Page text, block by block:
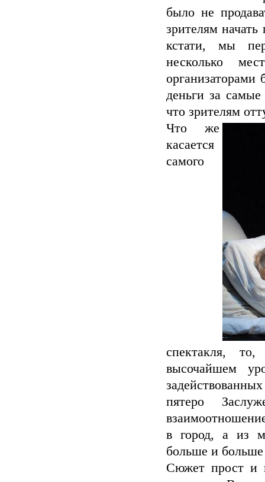
было не
зрителям начать
кстати, мы
несколько
организаторами
деньги за
что зрителям
Что же
касается
самого
спектакля,
высочайшем
пятеро
в город, а из
больше и
Сюжет прост и